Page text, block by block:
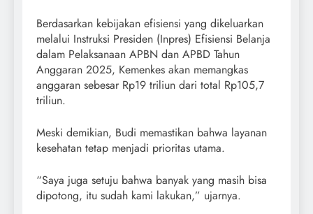
Berdasarkan kebijakan efisiensi yang dikeluarkan
melalui Instruksi Presiden (Inpres) Efisiensi Belanja
dalam Pelaksanaan APBN dan APBD Tahun
Anggaran 2025, Kemenkes akan memangkas
anggaran sebesar Rp19 triliun dari total Rp105,7
triliun.
Meski demikian, Budi memastikan bahwa layanan
kesehatan tetap menjadi prioritas utama.
“Saya juga setuju bahwa banyak yang masih bisa
dipotong, itu sudah kami lakukan,” ujarnya.